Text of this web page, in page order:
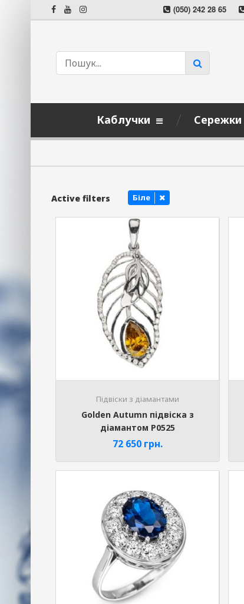
(050) 242 28 65
Каблучки Сережки
Active filters Біле
Підвіски з діамантами
Golden Autumn підвіска з
діамантом P0525
72 650 грн.